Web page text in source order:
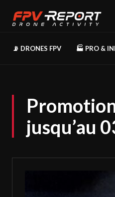
📡 DRONES FPV 🏭 PRO &
jusqu’au